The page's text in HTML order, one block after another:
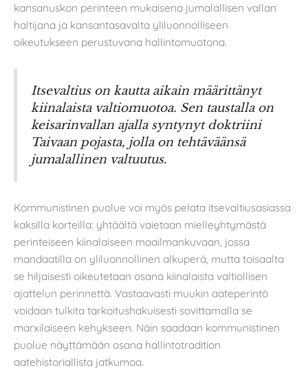
kansanuskon perinteen mukaisena jumalallisen vallan
haltijana ja kansantasavalta yliluonnolliseen
oikeutukseen perustuvana hallintomuotona.
Itsevaltius on kautta aikain määrittänyt
kiinalaista valtiomuotoa. Sen taustalla on
keisarinvallan ajalla syntynyt doktriini
Taivaan pojasta, jolla on tehtäväänsä
jumalallinen valtuutus.
Kommunistinen puolue voi myös pelata itsevaltiusasiassa
kaksilla korteilla: yhtäältä vaietaan mielleyhtymästä
perinteiseen kiinalaiseen maailmankuvaan, jossa
mandaatilla on yliluonnollinen alkuperä, mutta toisaalta
se hiljaisesti oikeutetaan osana kiinalaista valtiollisen
ajattelun perinnettä. Vastaavasti muukin aateperintö
voidaan tulkita tarkoitushakuisesti sovittamalla se
marxilaiseen kehykseen. Näin saadaan kommunistinen
puolue näyttämään osana hallintotradition
aatehistoriallista jatkumoa.